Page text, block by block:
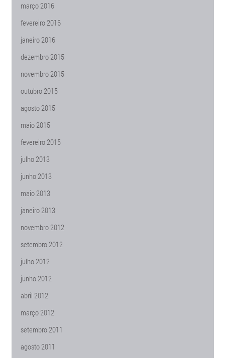
março 2016
fevereiro 2016
janeiro 2016
dezembro 2015
novembro 2015
outubro 2015
agosto 2015
maio 2015
fevereiro 2015
julho 2013
junho 2013
maio 2013
janeiro 2013
novembro 2012
setembro 2012
julho 2012
junho 2012
abril 2012
março 2012
setembro 2011
agosto 2011